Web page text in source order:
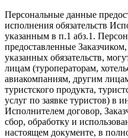
Персональные данные
исполнения обязательств
указанным в п.1 абз.1.
предоставленные
указанных обязательств,
лицам (туроператорам,
авиакомпаниям, другим
туристского продукта,
услуг по заявке туристов) в
Исполнителем договор,
сбор, обработку и
настоящем документе, в